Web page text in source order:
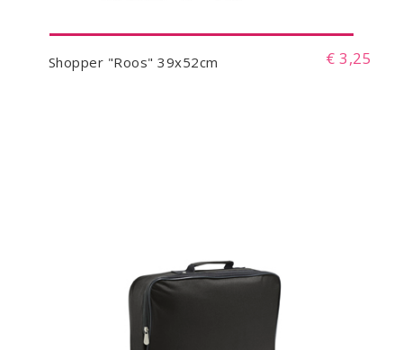
Shopper "Roos" 39x52cm € 3,25